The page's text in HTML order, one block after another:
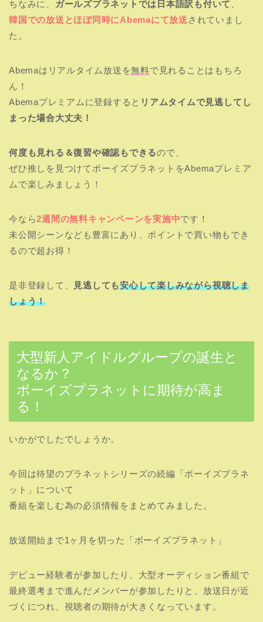
ちなみに、 ガールズプラネットでは日本語訳も付いて
韓国での放送とほぼ同時にAbemaにて放送 されていまし
た。
Abemaはリアルタイム放送を無料で見れることはもちろ
ん！
Abemaプレミアムに登録すると リアムタイムで見逃してし
まった場合大丈夫！
何度も見れる＆復習や確認もできるので、
ぜひ推しを見つけてボーイズプラネットをAbemaプレミア
ムで楽しみましょう！
今なら2週間の無料キャンペーンを実施中です！
未公開シーンなども豊富にあり、ポイントで買い物もでき
るので超お得！
是非登録して、 見逃しても安心して楽しみながら視聴しま
しょう！
大型新人アイドルグループの誕生と
なるか？
ボーイズプラネットに期待が高ま
る！
いかがでしたでしょうか。
今回は待望のプラネットシリーズの続編「ボーイズプラネ
ット」について
番組を楽しむ為の必須情報をまとめてみました。
放送開始まで1ヶ月を切った「ボーイズプラネット」
デビュー経験者が参加したり、大型オーディション番組で
最終選考まで進んだメンバーが参加したりと、放送日が近
づくにつれ、視聴者の期待が大きくなっています。